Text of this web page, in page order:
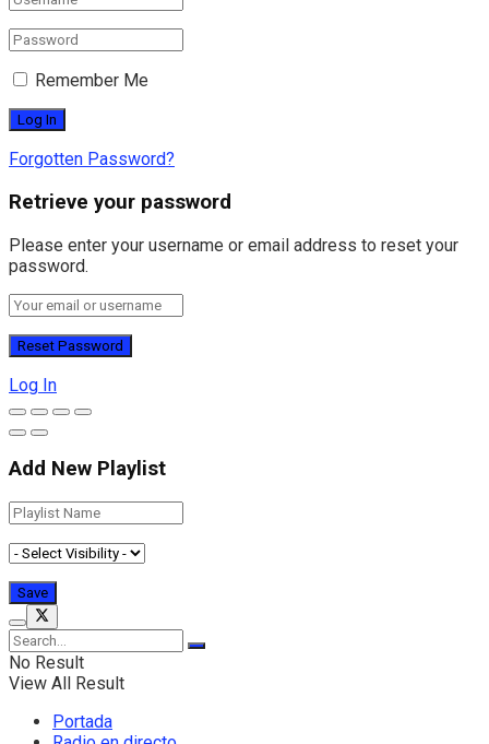
Remember Me
Forgotten Password?
Retrieve your password
Please enter your username or email address to reset your
password.
Log In
Add New Playlist
No Result
View All Result
Portada